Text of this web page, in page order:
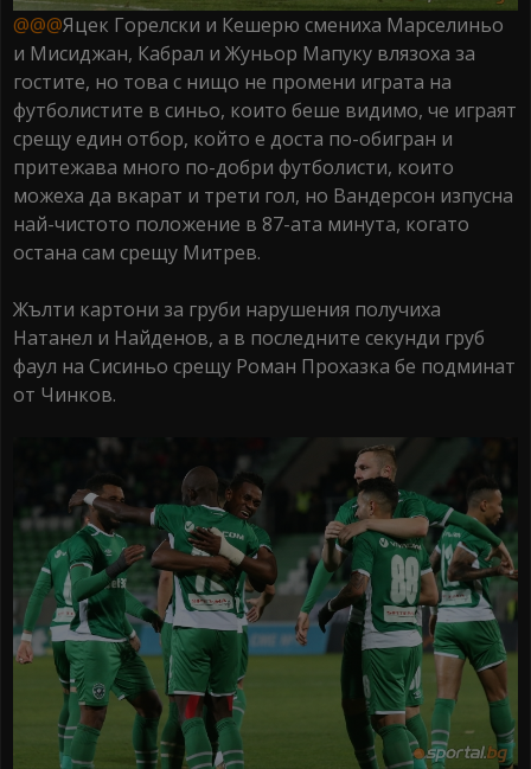
@@@Яцек Горелски и Кешерю смениха Марселиньо
и Мисиджан, Кабрал и Жуньор Мапуку влязоха за
гостите, но това с нищо не промени играта на
футболистите в синьо, които беше видимо, че играят
срещу един отбор, който е доста по-обигран и
притежава много по-добри футболисти, които
можеха да вкарат и трети гол, но Вандерсон изпусна
най-чистото положение в 87-ата минута, когато
остана сам срещу Митрев.
Жълти картони за груби нарушения получиха
Натанел и Найденов, а в последните секунди груб
фаул на Сисиньо срещу Роман Прохазка бе подминат
от Чинков.